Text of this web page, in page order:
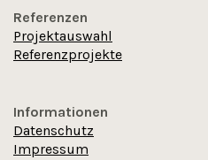
Referenzen
Projektauswahl
Referenzprojekte
Informationen
Datenschutz
Impressum